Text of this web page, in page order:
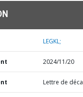
LEGKL;
2024/11/20
Lettre de